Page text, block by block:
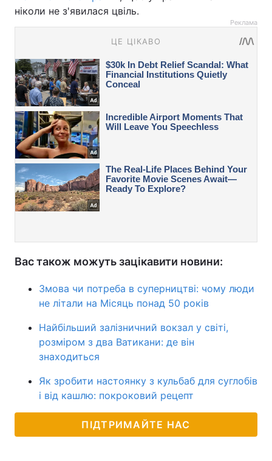
ніколи не з'явилася цвіль.
Реклама
Вас також можуть зацікавити новини:
Змова чи потреба в суперництві: чому люди
не літали на Місяць понад 50 років
Найбільший залізничний вокзал у світі,
розміром з два Ватикани: де він
знаходиться
Як зробити настоянку з кульбаб для суглобів
і від кашлю: покроковий рецепт
ПІДТРИМАЙТЕ НАС